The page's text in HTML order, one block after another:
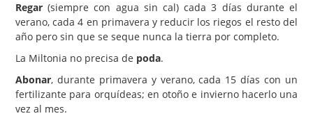
Regar (siempre con agua sin cal) cada 3 días durante el
verano, cada 4 en primavera y reducir los riegos el resto del
año pero sin que se seque nunca la tierra por completo.
La Miltonia no precisa de poda.
Abonar, durante primavera y verano, cada 15 días con un
fertilizante para orquídeas; en otoño e invierno hacerlo una
vez al mes.